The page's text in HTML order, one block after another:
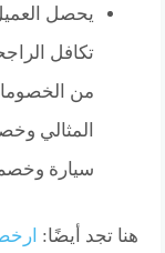
يحصل
تكافل
من
المثالي
سيارة
هنا تجد أيضًا: